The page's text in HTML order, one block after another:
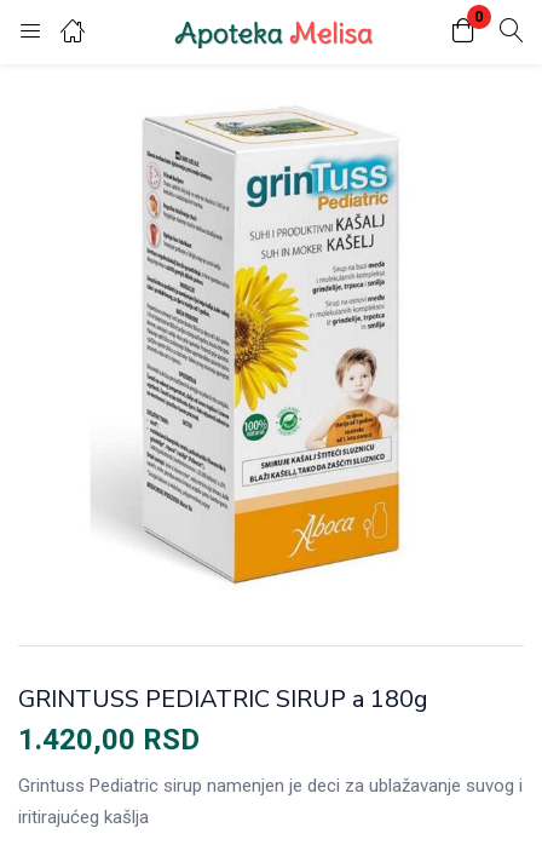
0
Login Register
Enter your username and password to login.
Remember me
GRINTUSS PEDIATRIC SIRUP a 180g
1.420,00 RSD
Grintuss Pediatric sirup namenjen je deci za ublažavanje suvog i
iritirajućeg kašlja